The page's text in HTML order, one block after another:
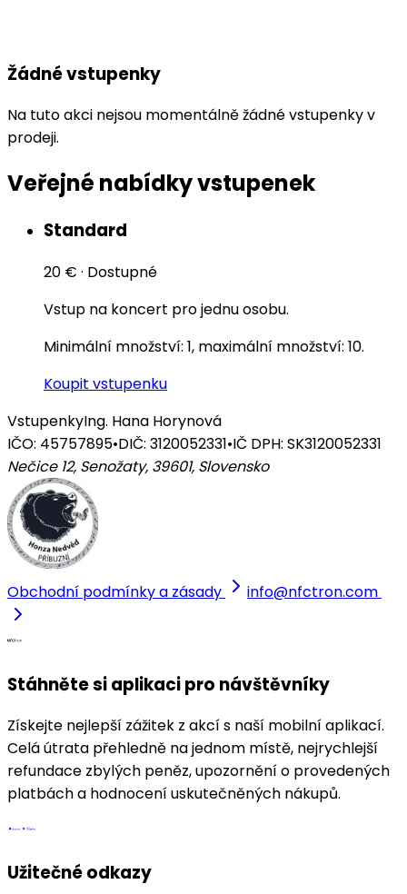
Žádné vstupenky
Na tuto akci nejsou momentálně žádné vstupenky v
prodeji.
Veřejné nabídky vstupenek
Standard
20 € · Dostupné
Vstup na koncert pro jednu osobu.
Minimální množství: 1, maximální množství: 10.
Koupit vstupenku
VstupenkyIng. Hana Horynová
IČO: 45757895•DIČ: 3120052331•IČ DPH: SK3120052331
Nečice 12, Senožaty, 39601, Slovensko
Obchodní podmínky a zásady info@nfctron.com
Stáhněte si aplikaci pro návštěvníky
Získejte nejlepší zážitek z akcí s naší mobilní aplikací.
Celá útrata přehledně na jednom místě, nejrychlejší
refundace zbylých peněz, upozornění o provedených
platbách a hodnocení uskutečněných nákupů.
Užitečné odkazy